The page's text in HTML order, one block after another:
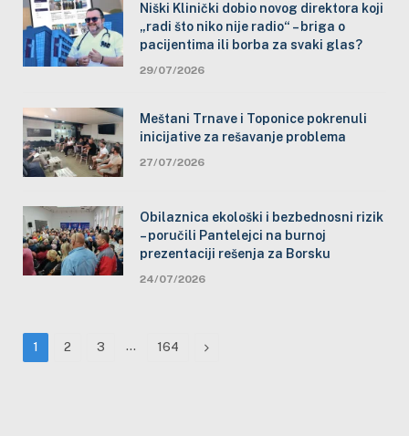
Niški Klinički dobio novog direktora koji
„radi što niko nije radio“ – briga o
pacijentima ili borba za svaki glas?
29/07/2026
Meštani Trnave i Toponice pokrenuli
inicijative za rešavanje problema
27/07/2026
Obilaznica ekološki i bezbednosni rizik
– poručili Pantelejci na burnoj
prezentaciji rešenja za Borsku
24/07/2026
1 2 3 … 164 Next